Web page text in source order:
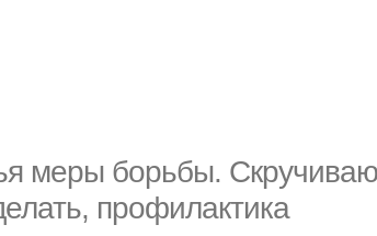
меры борьбы.
профилактика